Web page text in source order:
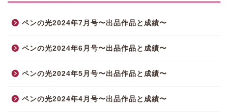
ペンの光2024年7月号〜出品作品と成績〜
ペンの光2024年6月号〜出品作品と成績〜
ペンの光2024年5月号〜出品作品と成績〜
ペンの光2024年4月号〜出品作品と成績〜